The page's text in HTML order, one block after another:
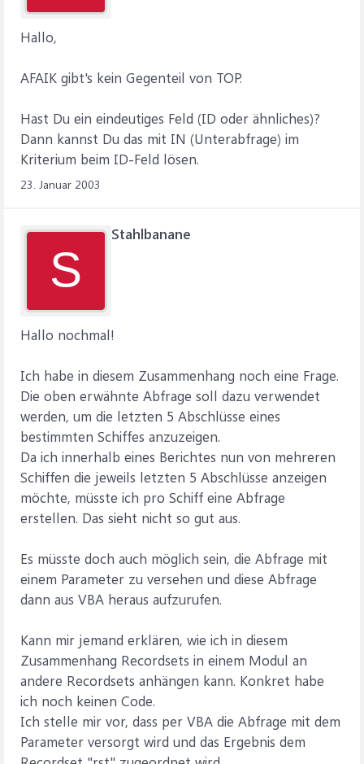
Hallo,
AFAIK gibt's kein Gegenteil von TOP.
Hast Du ein eindeutiges Feld (ID oder ähnliches)?
Dann kannst Du das mit IN (Unterabfrage) im
Kriterium beim ID-Feld lösen.
23. Januar 2003
S
Stahlbanane
Hallo nochmal!
Ich habe in diesem Zusammenhang noch eine Frage.
Die oben erwähnte Abfrage soll dazu verwendet
werden, um die letzten 5 Abschlüsse eines
bestimmten Schiffes anzuzeigen.
Da ich innerhalb eines Berichtes nun von mehreren
Schiffen die jeweils letzten 5 Abschlüsse anzeigen
möchte, müsste ich pro Schiff eine Abfrage
erstellen. Das sieht nicht so gut aus.
Es müsste doch auch möglich sein, die Abfrage mit
einem Parameter zu versehen und diese Abfrage
dann aus VBA heraus aufzurufen.
Kann mir jemand erklären, wie ich in diesem
Zusammenhang Recordsets in einem Modul an
andere Recordsets anhängen kann. Konkret habe
ich noch keinen Code.
Ich stelle mir vor, dass per VBA die Abfrage mit dem
Parameter versorgt wird und das Ergebnis dem